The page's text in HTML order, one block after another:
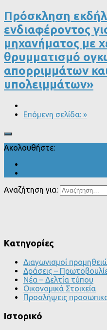
Πρόσκληση
ενδιαφέροντος
μηχανήματος με
θρυμματισμό
απορριμμάτων
υπολειμμάτων»
Επόμενη σελίδα: »
Ακολουθήστε:
Αναζήτηση για:
Kατηγορίες
Διαγωνισμοί
Δράσεις –
Νέα – Δελτία τύπου
Οικονομικά Στοιχεία
Προσλήψεις
Ιστορικό